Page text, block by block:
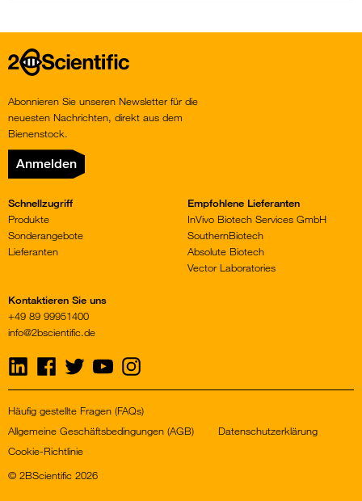
Home
Abonnieren Sie unseren Newsletter für die
neuesten Nachrichten, direkt aus dem
Bienenstock.
Anmelden
Schnellzugriff
Produkte
Sonderangebote
Lieferanten
Empfohlene Lieferanten
InVivo Biotech Services GmbH
SouthernBiotech
Absolute Biotech
Vector Laboratories
Kontaktieren Sie uns
+49 89 99951400
info@2bscientific.de
Visit
us
on
Visit
on
Visit
us
on
Visit
us
on
Visit
us
on
© 2BScientific 2026
Häufig gestellte Fragen (FAQs)
Allgemeine Geschäftsbedingungen (AGB)
Datenschutzerklärung
Cookie-Richtlinie